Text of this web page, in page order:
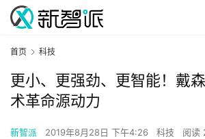
首页 科技
更小、更强劲、更智能！戴
术革命源动力
新智派 2019年8月28日 下午4:26 科技 阅读